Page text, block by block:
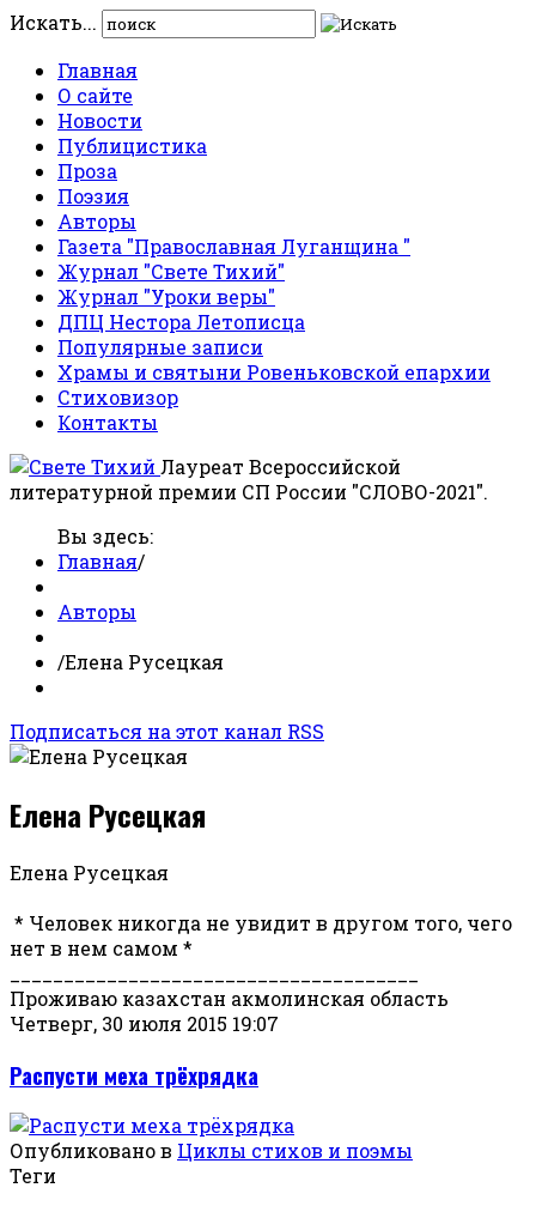
Искать...
Главная
О сайте
Новости
Публицистика
Проза
Поэзия
Авторы
Газета "Православная Луганщина "
Журнал "Свете Тихий"
Журнал "Уроки веры"
ДПЦ Нестора Летописца
Популярные записи
Храмы и святыни Ровеньковской епархии
Стиховизор
Контакты
Лауреат Всероссийской
литературной премии СП России "СЛОВО-2021".
Вы здесь:
Главная/
Авторы
/Елена Русецкая
Подписаться на этот канал RSS
Елена Русецкая
Елена Русецкая
* Человек никогда не увидит в другом того, чего
нет в нем самом *
Проживаю казахстан акмолинская область
Четверг, 30 июля 2015 19:07
Распусти меха трёхрядка
Опубликовано в Циклы стихов и поэмы
Теги